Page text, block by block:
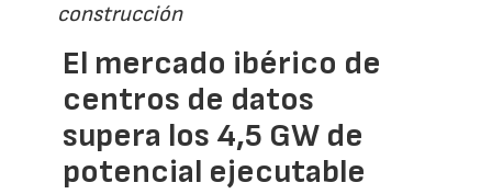
construcción
El mercado ibérico de
centros de datos
supera los 4,5 GW de
potencial ejecutable